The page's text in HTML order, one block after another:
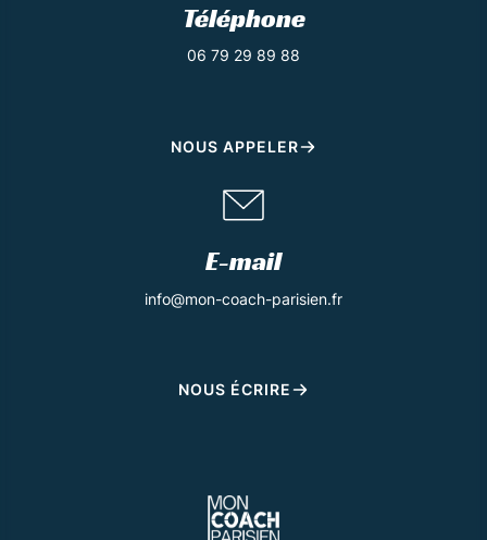
E-mail
info@mon-coach-parisien.fr
NOUS ÉCRIRE
Téléphone
06 79 29 89 88
NOUS APPELER